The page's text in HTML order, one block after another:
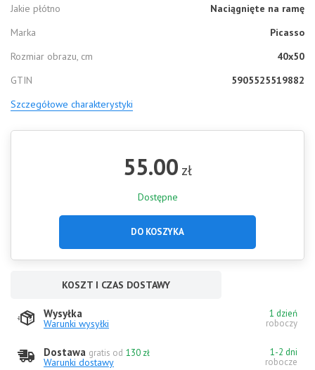
Jakie płótno
Naciągnięte na ramę
Marka
Picasso
Rozmiar obrazu, cm
40x50
GTIN
5905525519882
Szczegółowe charakterystyki
55.00 zł
Dostępne
DO KOSZYKA
KOSZT I CZAS DOSTAWY
Wysyłka
Warunki wysyłki
1 dzień
roboczy
Dostawa gratis od 130 zł
Warunki dostawy
1-2 dni
robocze